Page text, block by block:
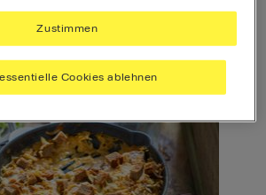
5
Cookies ablehnen
Zustimmen